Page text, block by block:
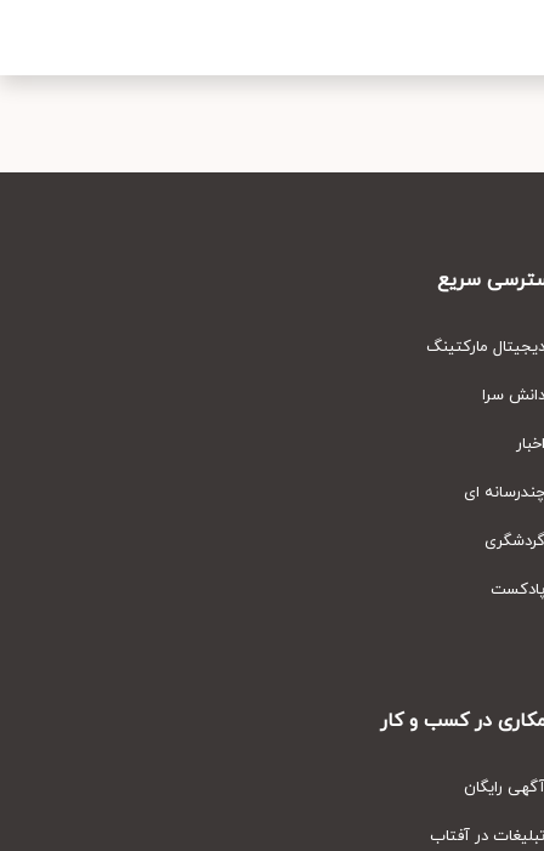
سریع
مارکتینگ
سرا
ای
در کسب و کار
رایگان
در آفتاب